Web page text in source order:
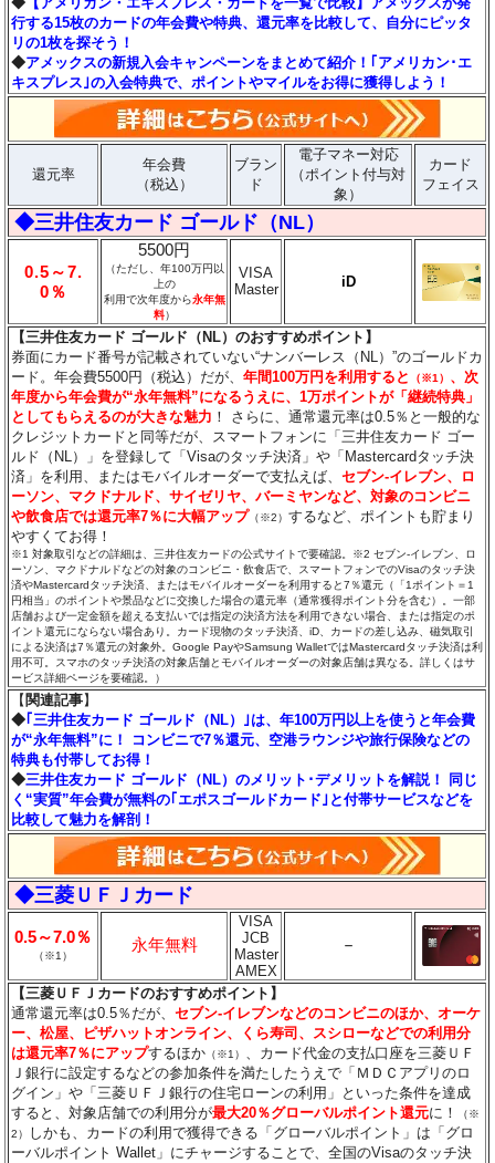
行する15枚のカードの年会費や特典、還元率を比較して、自分にピッタ
リの1枚を探そう！
◆アメックスの新規入会キャンペーンをまとめて紹介！｢アメリカン･エ
キスプレス｣の入会特典で、ポイントやマイルをお得に獲得しよう！
還元率
年会費
（税込）
ブラン
ド
電子マネー対応
（ポイント付与対
象）
カード
フェイス
◆三井住友カード ゴールド（NL）
0.5～7.
0％
5500円
（ただし、年100万円以
上の
利用で次年度から永年無
料）
VISA
Master
iD
【三井住友カード ゴールド（NL）のおすすめポイント】
券面にカード番号が記載されていない“ナンバーレス（NL）”のゴールドカ
ード。年会費5500円（税込）だが、年間100万円を利用すると （※1） 、次
年度から年会費が“永年無料”になるうえに、1万ポイントが「継続特典」
としてもらえるのが大きな魅力 ！ さらに、通常還元率は0.5％と一般的な
クレジットカードと同等だが、スマートフォンに「三井住友カード ゴー
ルド（NL）」を登録して「Visaのタッチ決済」や「Mastercardタッチ決
済」を利用、またはモバイルオーダーで支払えば、セブン‐イレブン、ロ
ーソン、マクドナルド、サイゼリヤ、バーミヤンなど、対象のコンビニ
や飲食店では還元率7％に大幅アップ （※2）するなど、ポイントも貯まり
やすくてお得！
※1 対象取引などの詳細は、三井住友カードの公式サイトで要確認。※2 セブン‐イレブン、ロ
ーソン、マクドナルドなどの対象のコンビニ・飲食店で、スマートフォンでのVisaのタッチ決
済やMastercardタッチ決済、またはモバイルオーダーを利用すると7％還元（「1ポイント＝1
円相当」のポイントや景品などに交換した場合の還元率（通常獲得ポイント分を含む）。一部
店舗および一定金額を超える支払いでは指定の決済方法を利用できない場合、または指定のポ
イント還元にならない場合あり。カード現物のタッチ決済、iD、カードの差し込み、磁気取引
による決済は7％還元の対象外。Google PayやSamsung WalletではMastercardタッチ決済は利
用不可。スマホのタッチ決済の対象店舗とモバイルオーダーの対象店舗は異なる。詳しくはサ
ービス詳細ページを要確認。）
【 関連記事】
◆｢三井住友カード ゴールド（NL）｣は、年100万円以上を使うと年会費
が“永年無料”に！ コンビニで7％還元、空港ラウンジや旅行保険などの
特典も付帯してお得！
◆三井住友カード ゴールド（NL）のメリット･デメリットを解説！ 同じ
く“実質”年会費が無料の｢エポスゴールドカード｣と付帯サービスなどを
比較して魅力を解剖！
◆三菱ＵＦＪカード
0.5～7.0％
（※1）
永年無料
VISA
JCB
Master
AMEX
－
【三菱ＵＦＪカードのおすすめポイント】
通常還元率は0.5％だが、セブン‐イレブンなどのコンビニのほか、オーケ
ー、松屋、ピザハットオンライン、くら寿司、スシローなどでの利用分
は還元率7％にアップするほか （※1） 、カード代金の支払口座を三菱ＵＦ
Ｊ銀行に設定するなどの参加条件を満たしたうえで「ＭＤＣアプリのロ
グイン」や「三菱ＵＦＪ銀行の住宅ローンの利用」といった条件を達成
すると、対象店舗での利用分が最大20％グローバルポイント還元に！
（※
2）
しかも、カードの利用で獲得できる「グローバルポイント」は「グロ
ーバルポイント Wallet」にチャージすることで、全国のVisaのタッチ決